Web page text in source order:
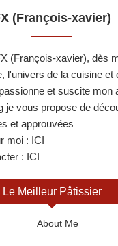
(François-xavier)
(François-xavier), dès
l'univers de la cuisine et
et suscite mon
je vous propose de
et approuvées
moi : ICI
: ICI
Le Meilleur Pâtissier